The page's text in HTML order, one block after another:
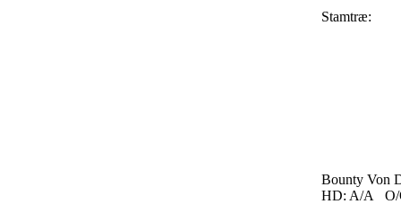
Stamtræ:
Bounty Von
HD: A/A O/